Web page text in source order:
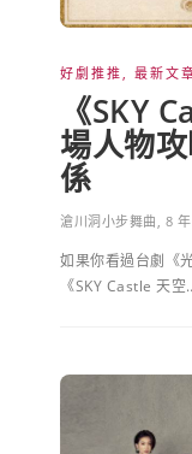
好劇推推 最新文
《SKY
場人物
係
滄川洞小步舞曲 8
如果你看過台劇《
《SKY Castle 天空